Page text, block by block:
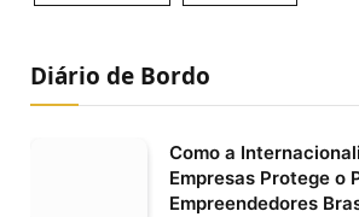
Diário de Bordo
Como a
Empresas Protege o
Empreendedores